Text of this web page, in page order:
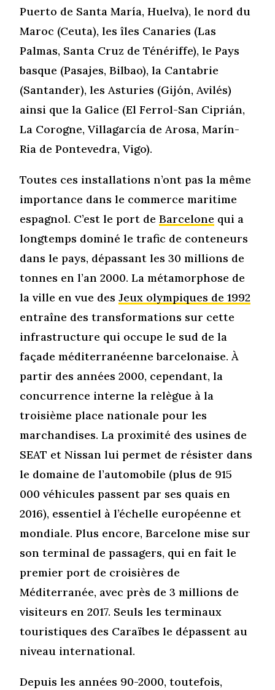
Puerto de Santa María, Huelva), le nord du
Maroc (Ceuta), les îles Canaries (Las
Palmas, Santa Cruz de Ténériffe), le Pays
basque (Pasajes, Bilbao), la Cantabrie
(Santander), les Asturies (Gijón, Avilés)
ainsi que la Galice (El Ferrol-San Ciprián,
La Corogne, Villagarcía de Arosa, Marín-
Ria de Pontevedra, Vigo).
Toutes ces installations n’ont pas la même
importance dans le commerce maritime
espagnol. C’est le port deBarcelone qui a
longtemps dominé le trafic de conteneurs
dans le pays, dépassant les 30 millions de
tonnes en l’an 2000. La métamorphose de
la ville en vue desJeux olympiques de 1992
entraîne des transformations sur cette
infrastructure qui occupe le sud de la
façade méditerranéenne barcelonaise. À
partir des années 2000, cependant, la
concurrence interne la relègue à la
troisième place nationale pour les
marchandises. La proximité des usines de
SEAT et Nissan lui permet de résister dans
le domaine de l’automobile (plus de 915
000 véhicules passent par ses quais en
2016), essentiel à l’échelle européenne et
mondiale. Plus encore, Barcelone mise sur
son terminal de passagers, qui en fait le
premier port de croisières de
Méditerranée, avec près de 3 millions de
visiteurs en 2017. Seuls les terminaux
touristiques des Caraïbes le dépassent au
niveau international.
Depuis les années 90-2000, toutefois,